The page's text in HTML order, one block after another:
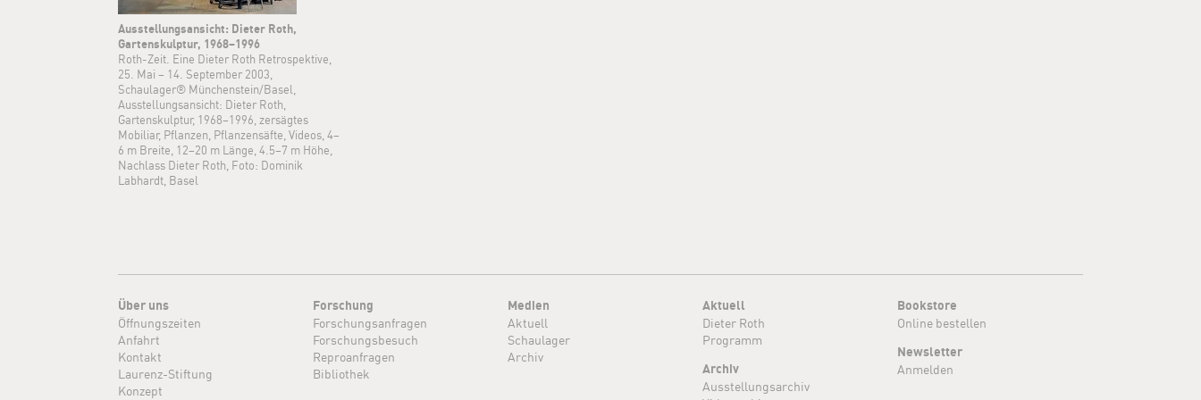
Ausstellungsansicht: Dieter Roth,
Gartenskulptur, 1968–1996
Roth-Zeit. Eine Dieter Roth Retrospektive,
25. Mai – 14. September 2003,
Schaulager® Münchenstein/Basel,
Ausstellungsansicht: Dieter Roth,
Gartenskulptur, 1968–1996, zersägtes
Mobiliar, Pflanzen, Pflanzensäfte, Videos, 4–
6 m Breite, 12–20 m Länge, 4.5–7 m Höhe,
Nachlass Dieter Roth, Foto: Dominik
Labhardt, Basel
Über uns
Öffnungszeiten
Anfahrt
Kontakt
Laurenz-Stiftung
Konzept
Forschung
Forschungsanfragen
Forschungsbesuch
Reproanfragen
Bibliothek
Medien
Aktuell
Schaulager
Archiv
Aktuell
Dieter Roth
Programm
Archiv
Ausstellungsarchiv
Bookstore
Online bestellen
Newsletter
Anmelden